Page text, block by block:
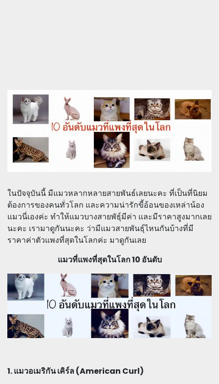
ในปัจจุบันนี้ มีแมวหลากหลายสายพันธ์เลยนะคะ ที่เป็นที่นิยม
ต้องการของคนทั่วโลก และความน่ารักขี้อ้อนของเหล่าน้อง
แมวนี่เองค่ะ ทำให้แมวบางสายพัธุ์มีค่า และมีราคาสูงมากเลย
นะคะ เรามาดูกันนะคะ ว่ามีแมวสายพันธุ์ไหนกันบ้างที่มี
ราคาค่าตัวแพงที่สุดในโลกค่ะ มาดูกันเลย
แมวที่แพงที่สุดในโลก 10 อันดับ
1. แมวอเมริกัน เคิร์ล (American Curl)